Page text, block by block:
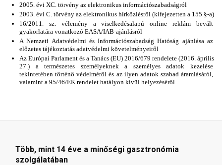
2005. évi XC. törvény az elektronikus információszabadságról
2003. évi C. törvény az elektronikus hírközlésről (kifejezetten a 155.§-a)
16/2011. sz. vélemény a viselkedésalapú online reklám bevált
gyakorlatára vonatkozó EASA/IAB-ajánlásról
A Nemzeti Adatvédelmi és Információszabadság Hatóság ajánlása az
előzetes tájékoztatás adatvédelmi követelményeiről
Az Európai Parlament és a Tanács (EU) 2016/679 rendelete (2016. április
27.) a természetes személyeknek a személyes adatok kezelése
tekintetében történő védelméről és az ilyen adatok szabad áramlásáról,
valamint a 95/46/EK rendelet hatályon kívül helyezéséről
Több, mint 14 éve a minőségi gasztronómia
szolgálatában